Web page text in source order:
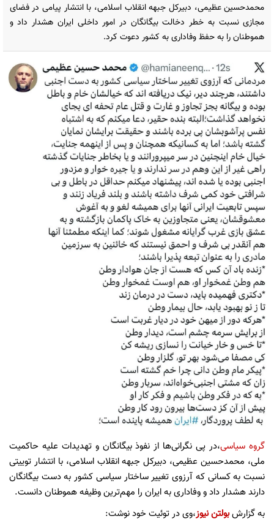
محمدحسین عظیمی، دبیرکل جبهه انقلاب اسلامی، با انتشار پیامی در فضای
مجازی نسبت به خطر دخالت بیگانگان در امور داخلی ایران هشدار داد و
هموطنان را به حفظ وفاداری به کشور دعوت کرد.
گروه سیاسی،در پی نگرانی‌ها از نفوذ بیگانگان و تهدیدات علیه حاکمیت
ملی، محمدحسین عظیمی، دبیرکل جبهه انقلاب اسلامی، با انتشار توییتی
نسبت به کسانی که آرزوی تغییر ساختار سیاسی کشور به دست بیگانگان
دارند هشدار داد و وفاداری به ایران را مهم‌ترین وظیفه هموطنان دانست.
به گزارشبولتن نیوز،وی در توئیت خود نوشت: